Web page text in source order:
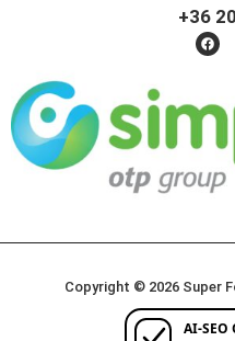
+36
Copyright © 2026 Super
AI-